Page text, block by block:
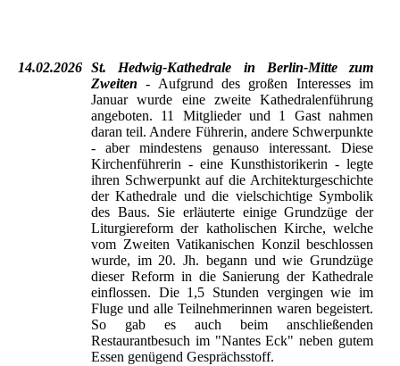
14.02.2026 St. Hedwig-Kathedrale in Berlin-Mitte zum
Zweiten - Aufgrund des großen Interesses im
Januar wurde eine zweite Kathedralenführung
angeboten. 11 Mitglieder und 1 Gast nahmen
daran teil. Andere Führerin, andere Schwerpunkte
- aber mindestens genauso interessant. Diese
Kirchenführerin - eine Kunsthistorikerin - legte
ihren Schwerpunkt auf die Architekturgeschichte
der Kathedrale und die vielschichtige Symbolik
des Baus. Sie erläuterte einige Grundzüge der
Liturgiereform der katholischen Kirche, welche
vom Zweiten Vatikanischen Konzil beschlossen
wurde, im 20. Jh. begann und wie Grundzüge
dieser Reform in die Sanierung der Kathedrale
einflossen. Die 1,5 Stunden vergingen wie im
Fluge und alle Teilnehmerinnen waren begeistert.
So gab es auch beim anschließenden
Restaurantbesuch im "Nantes Eck" neben gutem
Essen genügend Gesprächsstoff.